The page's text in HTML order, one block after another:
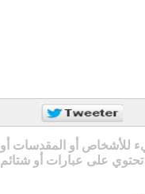
للأشخاص أو المقدسات أو
تحتوي على عبارات أو شتائم